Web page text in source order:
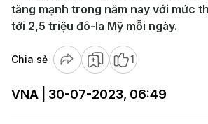
tăng mạnh trong năm nay với mức
tới 2,5 triệu đô-la Mỹ mỗi ngày.
Chia sẻ 1
VNA | 30-07-2023, 06:49